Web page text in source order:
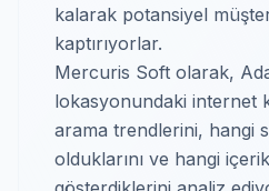
kalarak potansiyel
kaptırıyorlar.
Mercuris Soft olarak,
lokasyonundaki internet
arama trendlerini, hangi
olduklarını ve hangi